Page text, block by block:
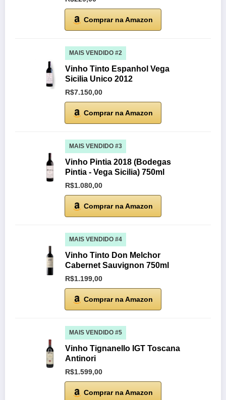
Comprar na Amazon
MAIS VENDIDO #2
Vinho Tinto Espanhol Vega
Sicilia Unico 2012
R$7.150,00
Comprar na Amazon
MAIS VENDIDO #3
Vinho Pintia 2018 (Bodegas
Pintia - Vega Sicilia) 750ml
R$1.080,00
Comprar na Amazon
MAIS VENDIDO #4
Vinho Tinto Don Melchor
Cabernet Sauvignon 750ml
R$1.199,00
Comprar na Amazon
MAIS VENDIDO #5
Vinho Tignanello IGT Toscana
Antinori
R$1.599,00
Comprar na Amazon